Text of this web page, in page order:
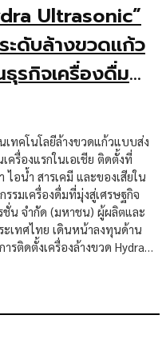
Ultrasonic”
ะดับล้างขวดแก้ว
รกิจเครื่องดื่ม
ทคโนโลยีล้างขวดแก้วแบบส่ง
ครื่องแรกในเอเชีย ติดตั้งที่
อน้ำ สารเคมี และของเสียใน
รมเครื่องดื่มที่มุ่งสู่เศรษฐกิจ
น จำกัด (มหาชน) ผู้ผลิตและ
ะเทศไทย เดินหน้าลงทุนด้าน
รติดตั้งเครื่องล้างขวด Hydra
ประสิทธิภาพการล้างขวดแก้ว
ซ่อุปทานเครื่องดื่มของบริษัท
นเวียนยังมีบทบาทสูง ทั้งใน